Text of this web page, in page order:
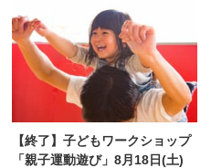
【終了】子どもワークショップ
「親子運動遊び」8月18日(土)